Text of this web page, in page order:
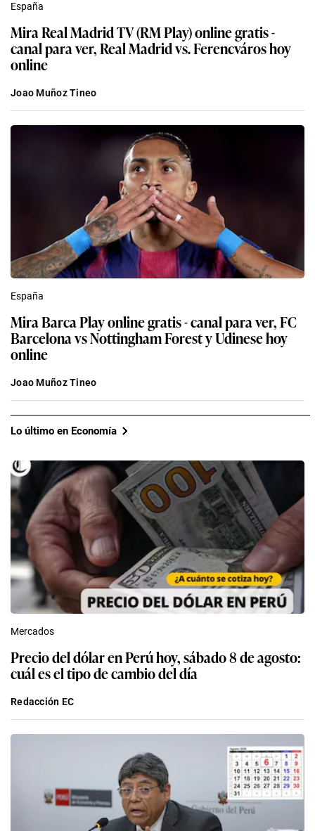
España
Mira Real Madrid TV (RM Play) online gratis -
canal para ver, Real Madrid vs. Ferencváros hoy
online
Joao Muñoz Tineo
España
Mira Barca Play online gratis - canal para ver, FC
Barcelona vs Nottingham Forest y Udinese hoy
online
Joao Muñoz Tineo
Lo último en Economía
Mercados
Precio del dólar en Perú hoy, sábado 8 de agosto:
cuál es el tipo de cambio del día
Redacción EC